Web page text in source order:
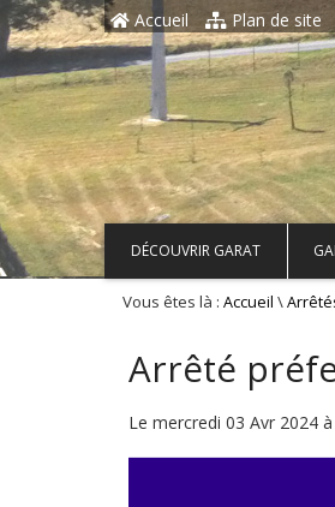
Aller au contenu principal
Accueil Plan de site
DÉCOUVRIR GARAT
Vous êtes là : Accueil \
Arrêté
Le mercredi 03 Avr 2024